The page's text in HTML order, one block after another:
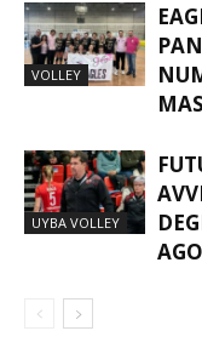
VOLLEY
UYBA VOLLEY